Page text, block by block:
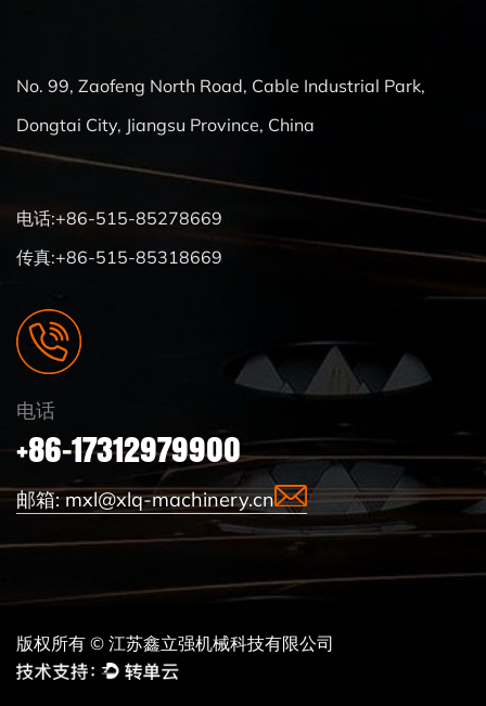
No. 99, Zaofeng North Road, Cable Industrial Park,
Dongtai City, Jiangsu Province, China
电话:+86-515-85278669
传真:+86-515-85318669
电话
+86-17312979900
邮箱:mxl@xlq-machinery.cn
版权所有 © 江苏鑫立强机械科技有限公司